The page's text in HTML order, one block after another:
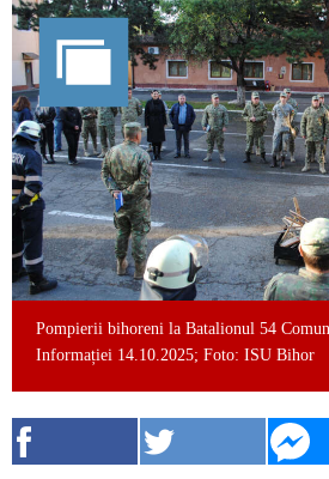
Pompierii bihoreni la Batalionul 54
Informației 14.10.2025; Foto: ISU Bihor